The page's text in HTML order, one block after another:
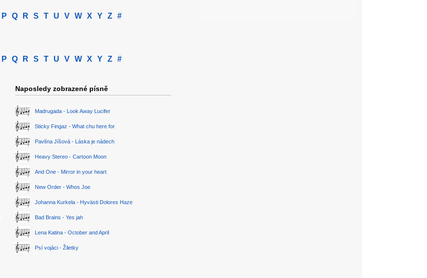
P Q R S T U V W X Y Z #
P Q R S T U V W X Y Z #
Naposledy zobrazené písně
Madrugada - Look Away Lucifer
Sticky Fingaz - What chu here for
Pavlína Jíšová - Láska je nádech
Heavy Stereo - Cartoon Moon
And One - Mirror in your heart
New Order - Whos Joe
Johanna Kurkela - Hyvästi Dolores Haze
Bad Brains - Yes jah
Lena Katina - October and April
Psí vojáci - Žiletky